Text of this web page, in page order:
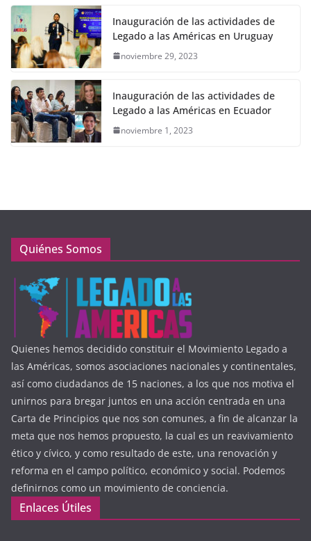
Inauguración de las actividades de
Legado a las Américas en Uruguay
noviembre 29, 2023
Inauguración de las actividades de
Legado a las Américas en Ecuador
noviembre 1, 2023
Quiénes Somos
Quienes hemos decidido constituir el Movimiento Legado a
las Américas, somos asociaciones nacionales y continentales,
así como ciudadanos de 15 naciones, a los que nos motiva el
unirnos para bregar juntos en una acción centrada en una
Carta de Principios que nos son comunes, a fin de alcanzar la
meta que nos hemos propuesto, la cual es un reavivamiento
ético y cívico, y como resultado de este, una renovación y
reforma en el campo político, económico y social. Podemos
definirnos como un movimiento de conciencia.
Enlaces Útiles